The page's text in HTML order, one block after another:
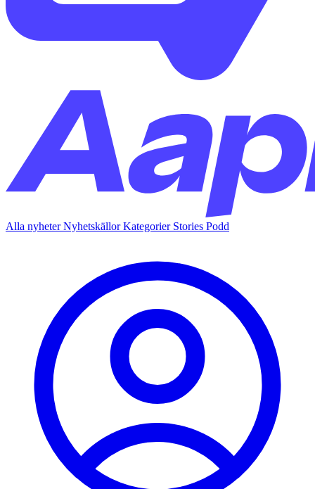
Alla nyheterNyhetskällorKategorier Stories Podd